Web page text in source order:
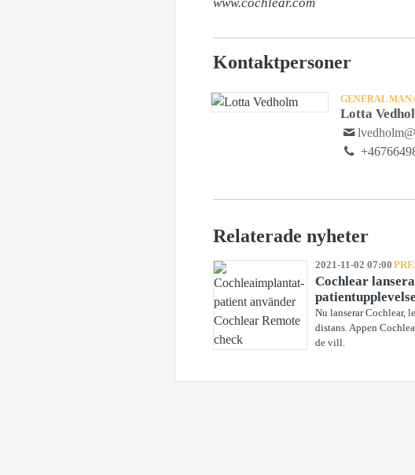
Kontaktpersoner
GENERAL
Lotta
Relaterade nyheter
2021-11-02 07:00
Cochlear
Nu lanserar Cochlear,
distans. Appen
de vill.